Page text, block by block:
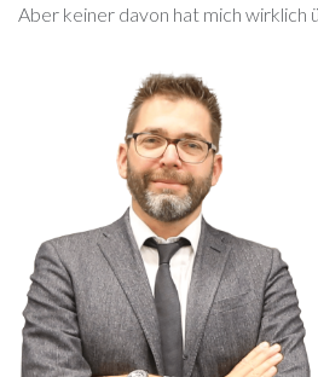
Aber keiner davon hat mich wirklich